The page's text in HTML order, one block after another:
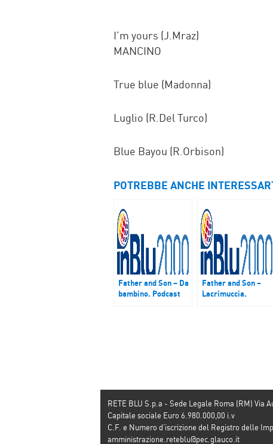
I’m yours (J.Mraz)
MANCINO
True blue (Madonna)
Luglio (R.Del Turco)
Blue Bayou
POTREBBE ANCHE
Father and Son – Da
bambino. Podcast
Father and Son –
Lacrimuccia.
RETE BLU S.p.a - Sede Legale Roma (RM) Via
Capitale sociale Euro 6.980.000,00 i.v
C.F. e Numero d’iscrizione del Registro delle
amministrazione.reteblu@pec.glauco.it